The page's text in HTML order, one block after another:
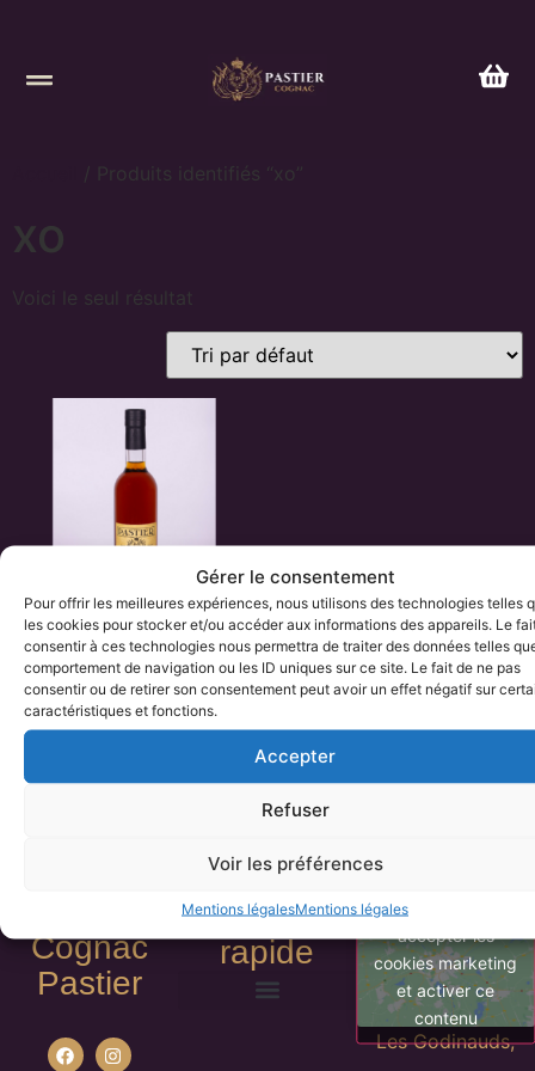
Gérer le consentement
Pour offrir les meilleures expériences, nous utilisons des technologies telles
les cookies pour stocker et/ou accéder aux informations des appareils. Le
consentir à ces technologies nous permettra de traiter des données telles
comportement de navigation ou les ID uniques sur ce site. Le fait de ne pas
consentir ou de retirer son consentement peut avoir un effet négatif sur
caractéristiques et fonctions.
Accepter
Refuser
Voir les préférences
Mentions légalesMentions légales
/ Produits identifiés “xo”
xo
Voici le seul résultat
Cognac XO
45,00€
Ajouter au panier
Cognac
Pastier
accès
rapide
Cliquez pour
accepter les
cookies marketing
et activer ce
contenu
Les Godinauds,